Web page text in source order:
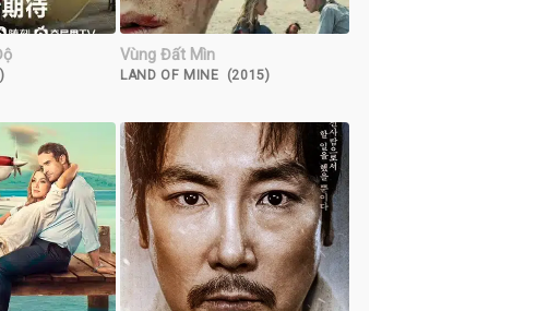
Vùng Đất Mìn
LAND OF MINE (2015)